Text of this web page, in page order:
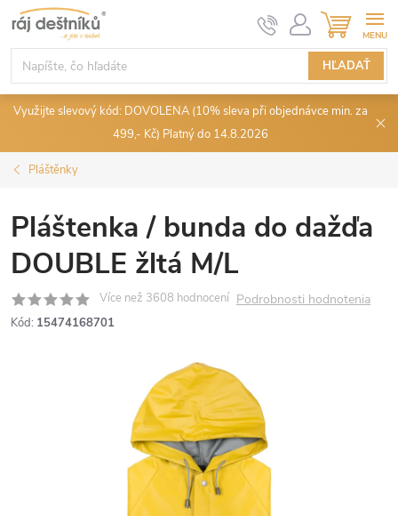
Prejsť
na
obsah
HĽADAŤ
KOŠÍK
Využijte slevový kód: DOVOLENA (10% sleva při objednávce min. za
499,- Kč) Platný do 14.8.2026
Pláštěnky
Pláštenka / bunda do dažďa
DOUBLE žltá M/L
Podrobnosti hodnotenia
Kód: 15474168701